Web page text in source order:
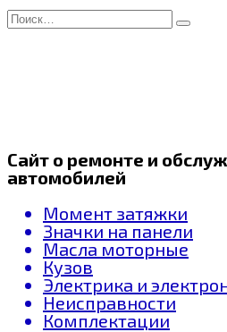
Перейти
к
Search
for:
Сайт о ремонте и
автомобилей
Момент затяжки
Значки на панели
Масла моторные
Кузов
Электрика и
Неисправности
Комплектации